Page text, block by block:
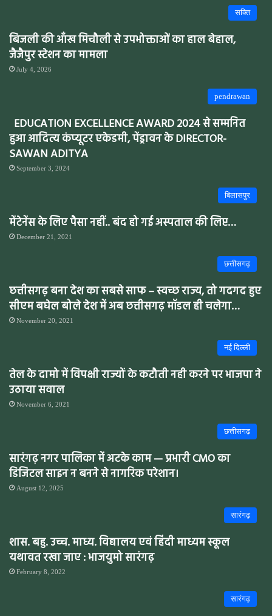
सक्ति
बिजली की आँख मिचौली से उपभोक्ताओं का हाल बेहाल,
जैजैपुर स्टेशन का मामला
July 4, 2026
pendrawan
EDUCATION EXCELLENCE AWARD 2024 से सम्मनित
हुआ आदित्य कंप्यूटर एकेडमी, पेंड्रावन के DIRECTOR-
SAWAN ADITYA
September 3, 2024
बिलासपुर
मेंटेनेंस के लिए पैसा नहीं.. बंद हो गई अस्पताल की लिप्ट…
December 21, 2021
छत्तीसगढ़
छत्तीसगढ़ बना देश का सबसे साफ – स्वच्छ राज्य, तो गदगद हुए
सीएम बघेल बोले देश में अब छत्तीसगढ़ मॉडल ही चलेगा…
November 20, 2021
नई दिल्ली
तेल के दामो में विपक्षी राज्यों के कटौती नही करने पर भाजपा ने
उठाया सवाल
November 6, 2021
छत्तीसगढ़
सारंगढ़ नगर पालिका में अटके काम — प्रभारी CMO का
डिजिटल साइन न बनने से नागरिक परेशान।
August 12, 2025
सारंगढ़
शास. बहु. उच्च. माध्य. विद्यालय एवं हिंदी माध्यम स्कूल
यथावत रखा जाए : भाजयुमो सारंगढ़
February 8, 2022
सारंगढ़